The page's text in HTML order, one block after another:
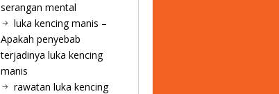
serangan mental
luka kencing manis –
Apakah penyebab
terjadinya luka kencing
manis
rawatan luka kencing